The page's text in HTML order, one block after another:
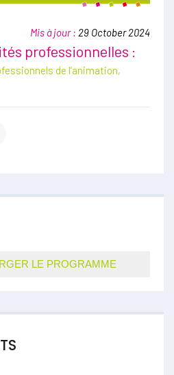
Mis à jour : 29 October 2024
professionnelles :
de l’animation,
LE PROGRAMME